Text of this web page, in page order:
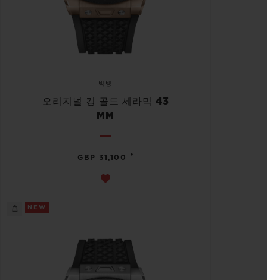
빅뱅
오리지널 킹 골드 세라믹 43
MM
GBP 31,100 •
NEW